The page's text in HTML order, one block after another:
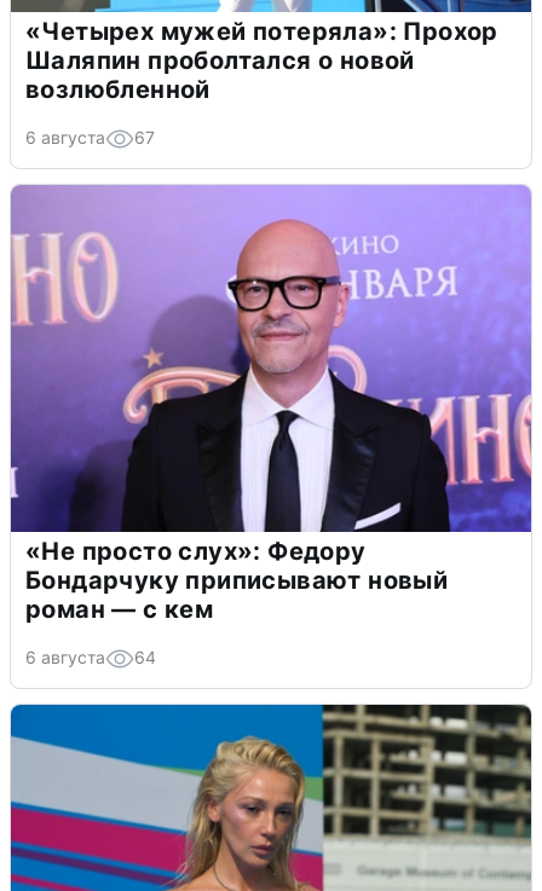
«Четырех мужей потеряла»: Прохор
Шаляпин проболтался о новой
возлюбленной
6 августа 67
«Не просто слух»: Федору
Бондарчуку приписывают новый
роман — с кем
6 августа 64